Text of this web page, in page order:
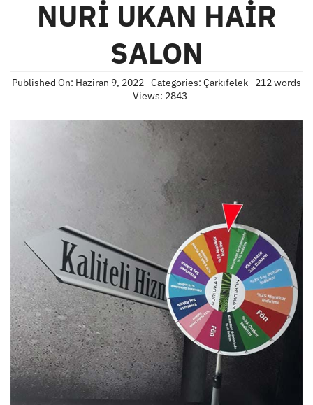
NURİ UKAN HAİR
SALON
Published On: Haziran 9, 2022 Categories: Çarkıfelek
212 words
Views: 2843